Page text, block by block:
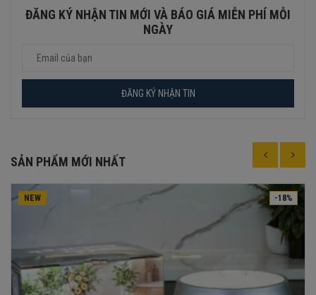
ĐĂNG KÝ NHẬN TIN MỚI VÀ BÁO GIÁ MIỄN PHÍ MỖI
NGÀY
SẢN PHẨM MỚI NHẤT
-18%
NEW